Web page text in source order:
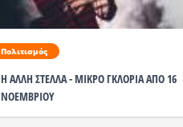
Πολιτισμός
Η ΑΛΛΗ ΣΤΕΛΛΑ - ΜΙΚΡΟ ΓΚΛΟΡΙΑ ΑΠΟ 16
ΝΟΕΜΒΡΙΟΥ